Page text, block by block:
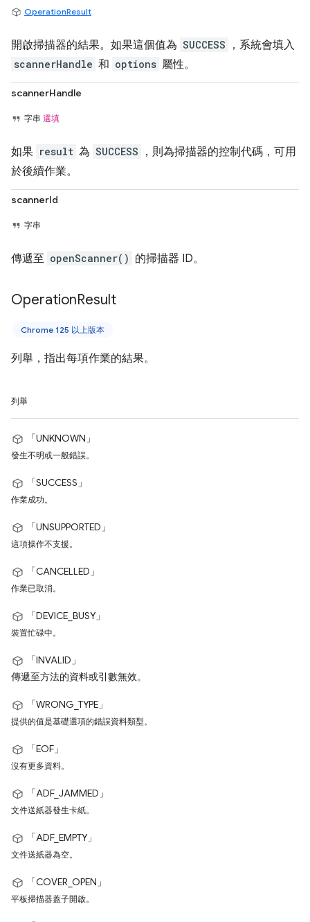
OperationResult
開啟掃描器的結果。如果這個值為 SUCCESS ，系統會填入
scannerHandle 和 options 屬性。
scannerHandle
字串 選填
如果 result 為 SUCCESS
，則為掃描器的控制代碼，可用
於後續作業。
scannerId
字串
傳遞至 openScanner() 的掃描器 ID。
OperationResult
Chrome 125 以上版本
列舉，指出每項作業的結果。
列舉
「UNKNOWN」
發生不明或一般錯誤。
「SUCCESS」
作業成功。
「UNSUPPORTED」
這項操作不支援。
「CANCELLED」
作業已取消。
「DEVICE_BUSY」
裝置忙碌中。
「INVALID」
傳遞至方法的資料或引數無效。
「WRONG_TYPE」
提供的值是基礎選項的錯誤資料類型。
「EOF」
沒有更多資料。
「ADF_JAMMED」
文件送紙器發生卡紙。
「ADF_EMPTY」
文件送紙器為空。
「COVER_OPEN」
平板掃描器蓋子開啟。